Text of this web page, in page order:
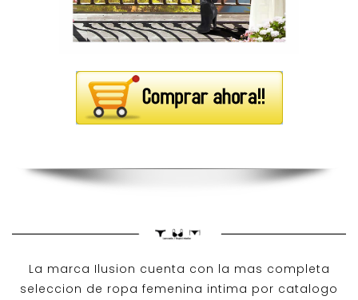
La marca Ilusion cuenta con la mas completa
seleccion de ropa femenina intima por catalogo